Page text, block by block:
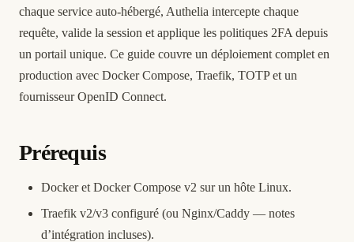
chaque service auto-hébergé, Authelia intercepte chaque
requête, valide la session et applique les politiques 2FA depuis
un portail unique. Ce guide couvre un déploiement complet en
production avec Docker Compose, Traefik, TOTP et un
fournisseur OpenID Connect.
Prérequis
Docker et Docker Compose v2 sur un hôte Linux.
Traefik v2/v3 configuré (ou Nginx/Caddy — notes
d’intégration incluses).